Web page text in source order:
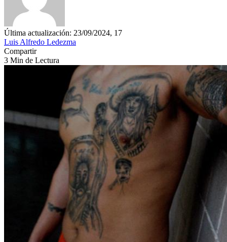
Última actualización: 23/09/2024, 17
Luis Alfredo Ledezma
Compartir
3 Min de Lectura